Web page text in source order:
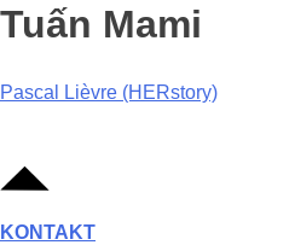
Tuấn Mami
Beitragsnavigation
Pascal Lièvre (HERstory)
KONTAKT